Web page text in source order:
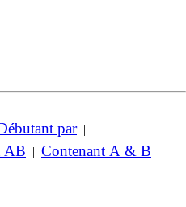
par|
AB | Contenant A & B |